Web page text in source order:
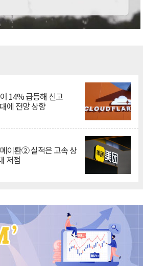
14% 급등해 신고
에 전망 상향
이퇀② 실적은 고속 상
저점